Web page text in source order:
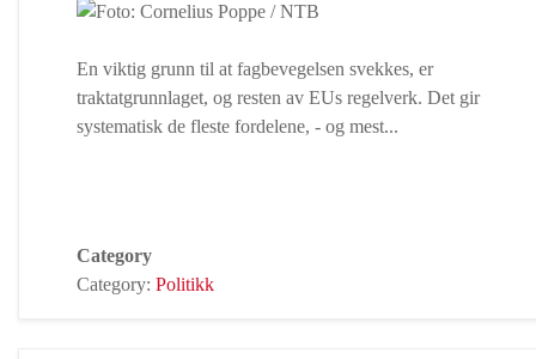
En viktig grunn til at fagbevegelsen svekkes, er
traktatgrunnlaget, og resten av EUs regelverk. Det gir
systematisk de fleste fordelene, - og mest...
Category
Category: Politikk